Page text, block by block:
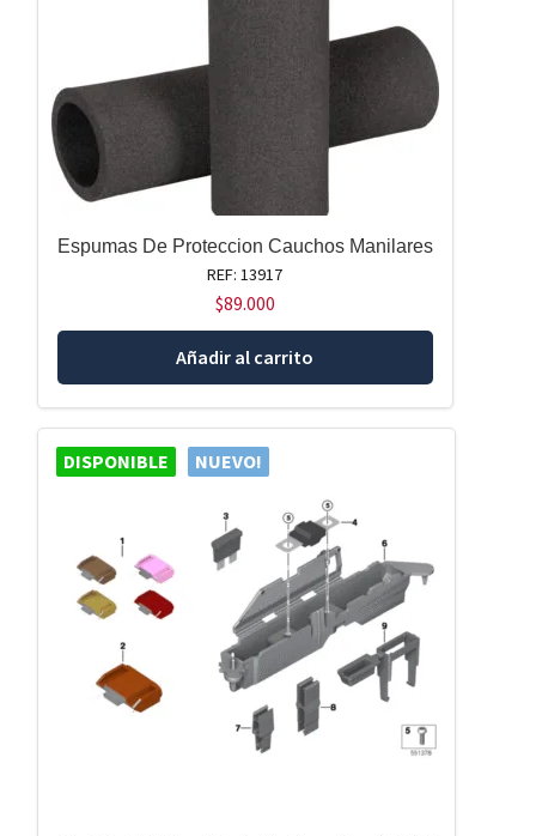
Espumas De Proteccion Cauchos Manilares
REF: 13917
$89.000
Añadir al carrito
DISPONIBLE NUEVO!